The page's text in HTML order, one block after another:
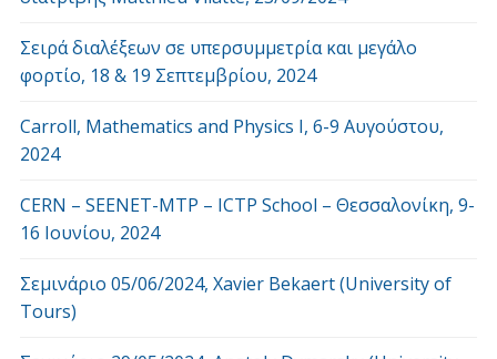
Σειρά διαλέξεων σε υπερσυμμετρία και μεγάλο
φορτίο, 18 & 19 Σεπτεμβρίου, 2024
Carroll, Mathematics and Physics Ι, 6-9 Αυγούστου,
2024
CERN – SEENET-MTP – ICTP School – Θεσσαλονίκη, 9-
16 Ιουνίου, 2024
Σεμινάριο 05/06/2024, Xavier Bekaert (University of
Tours)